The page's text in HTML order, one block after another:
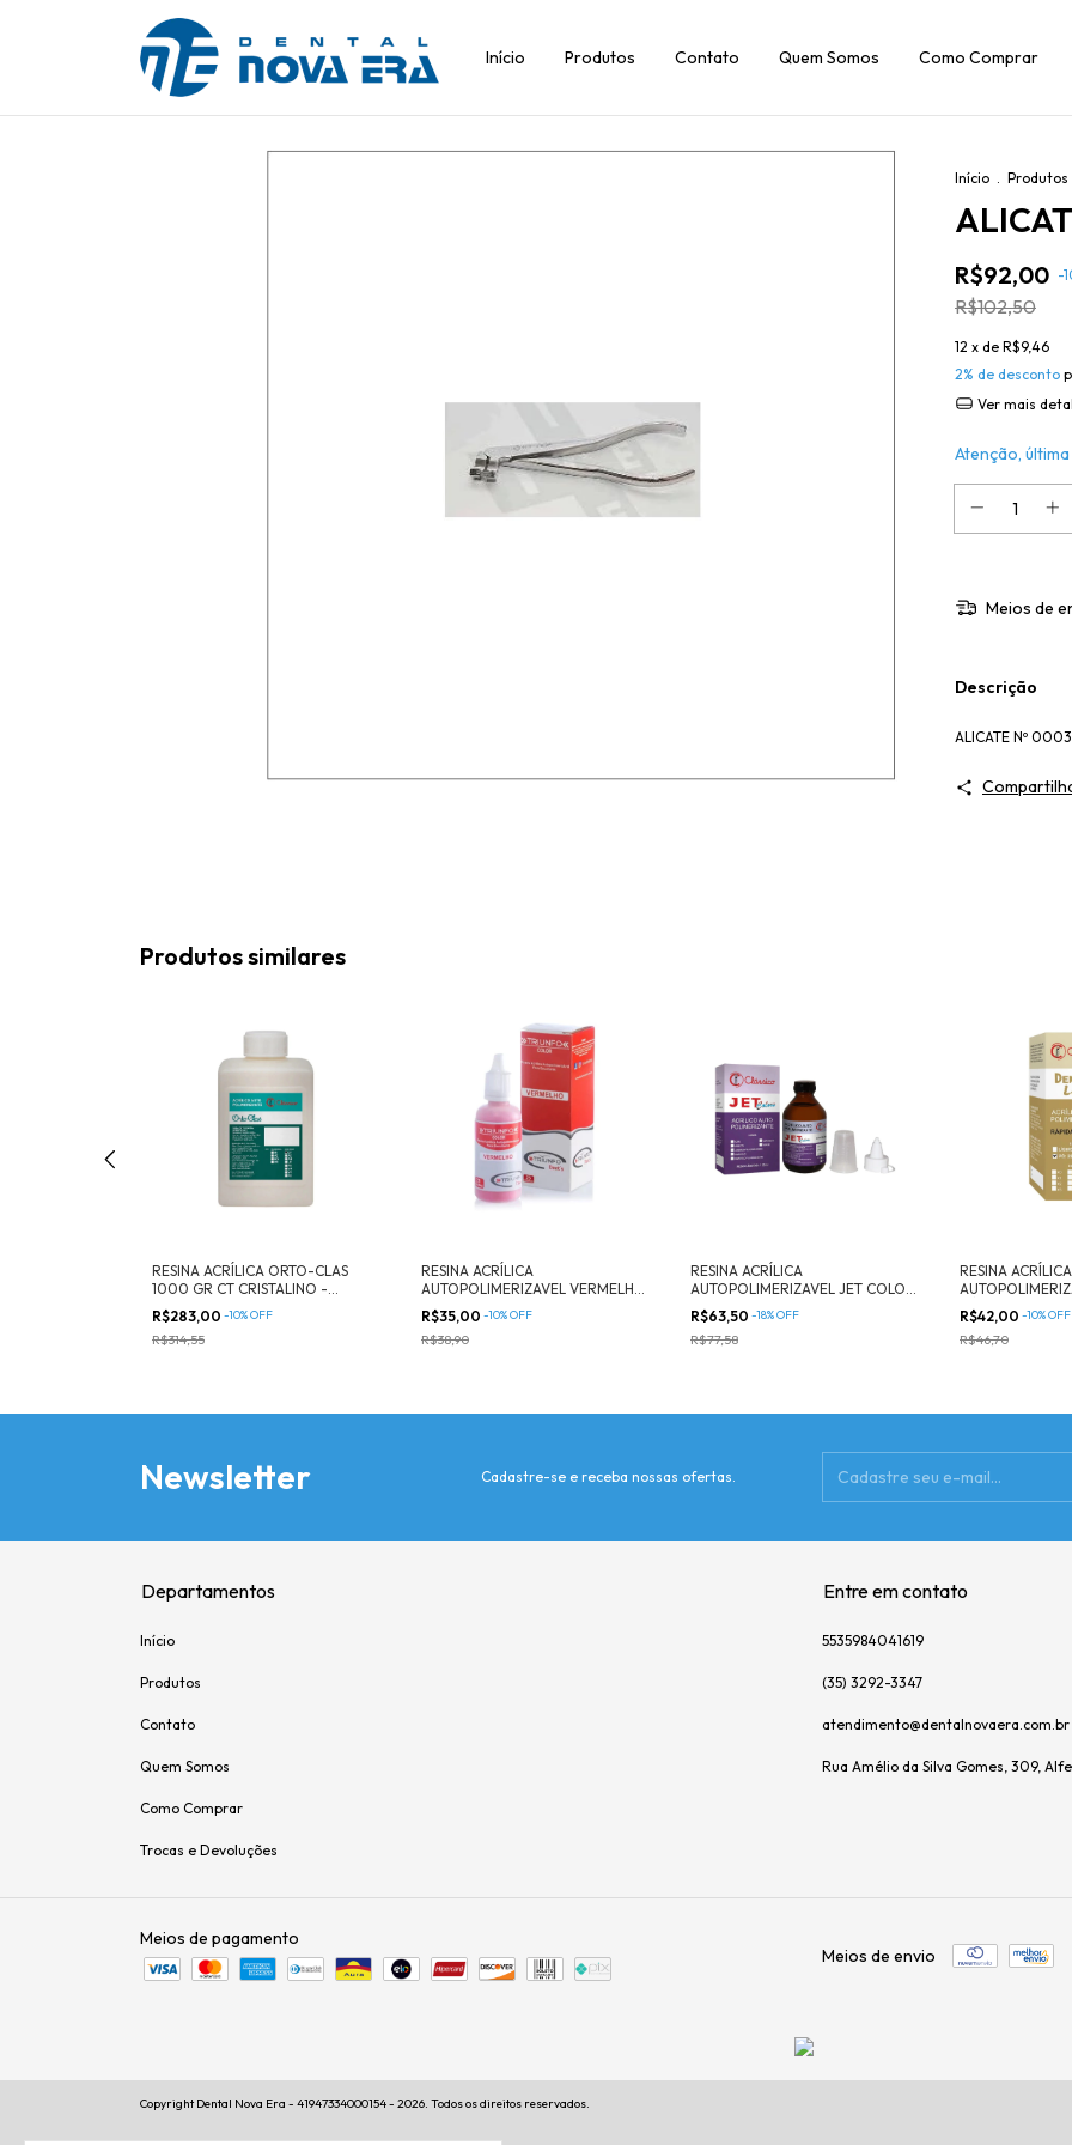
Início Produtos Contato Quem Somos Como Comprar
Início Produtos
R$92,00 -
R$102,50
12 x de R$9,46
2% de desconto
Ver mais
Atenção,
Meios de
Descrição
ALICATE Nº
Produtos similares
RESINA ACRÍLICA ORTO-CLAS
1000 GR CT CRISTALINO -
Clássico
R$283,00 -10%OFF
R$314,55
RESINA ACRÍLICA
AUTOPOLIMERIZAVEL VERMELHO
25GR - Triunfo
R$35,00 -10%OFF
R$38,90
RESINA ACRÍLICA
AUTOPOLIMERIZAVEL JET COLOR
120 ML - Clássico
R$63,50 -18%OFF
R$77,58
RESINA ACRÍLICA
PÓ VERMELHO
R$42,00 -10%OFF
R$46,70
Newsletter Cadastre-se e receba nossas ofertas.
Departamentos
Início
Produtos
Contato
Quem Somos
Como Comprar
Trocas e Devoluções
Entre em contato
5535984041619
(35) 3292-3347
atendimento@dentalnovaera.com.br
Rua Amélio da Silva Gomes, 309,
Meios de pagamento
Meios de envio
Copyright Dental Nova Era - 41947334000154 - 2026. Todos os direitos reservados.